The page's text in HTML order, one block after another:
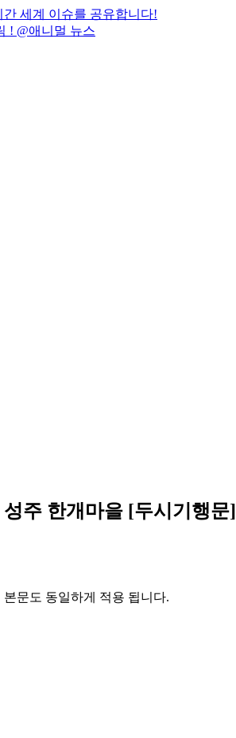
세계 이슈를 공유합니다!
! @애니멀 뉴스
주 한개마을 [두시기행문]
문도 동일하게 적용 됩니다.